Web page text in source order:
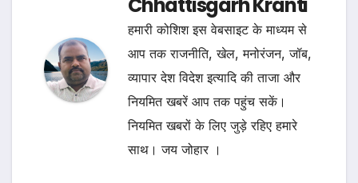
हमारी कोशिश इस वेबसाइट के माध्यम से
आप तक राजनीति, खेल, मनोरंजन, जॉब,
व्यापार देश विदेश इत्यादि की ताजा और
नियमित खबरें आप तक पहुंच सकें।
नियमित खबरों के लिए जुड़े रहिए हमारे
साथ। जय जोहार ।